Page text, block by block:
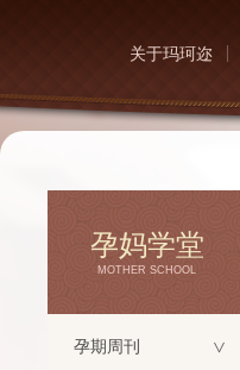
关于玛珂迩
孕妈学堂
MOTHER SCHOOL
孕期周刊 >